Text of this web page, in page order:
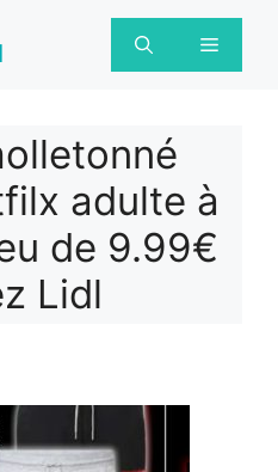
Menu
adulte à
de 9.99€
Lidl